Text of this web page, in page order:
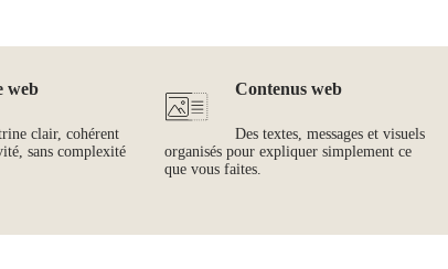
web
clair, cohérent
sans complexité
Contenus web
Des textes, messages et visuels
organisés pour expliquer simplement ce
que vous faites.